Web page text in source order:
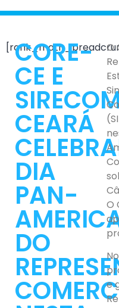
CORE-
CE E
CEARÁ
DIA
PAN-
DO
O
O
e